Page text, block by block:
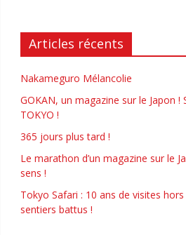
Articles récents
Nakameguro Mélancolie
GOKAN, un magazine sur le Japon !
TOKYO !
365 jours plus tard !
Le marathon d’un magazine sur le
sens !
Tokyo Safari : 10 ans de visites hors
sentiers battus !